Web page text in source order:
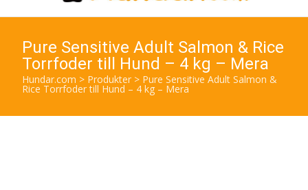
Pure Sensitive Adult Salmon & Rice
Torrfoder till Hund – 4 kg – Mera
Hundar.com > Produkter > Pure Sensitive Adult Salmon &
Rice Torrfoder till Hund – 4 kg – Mera